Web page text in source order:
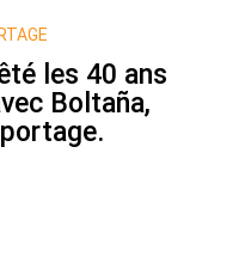
les 40 ans
Boltaña,